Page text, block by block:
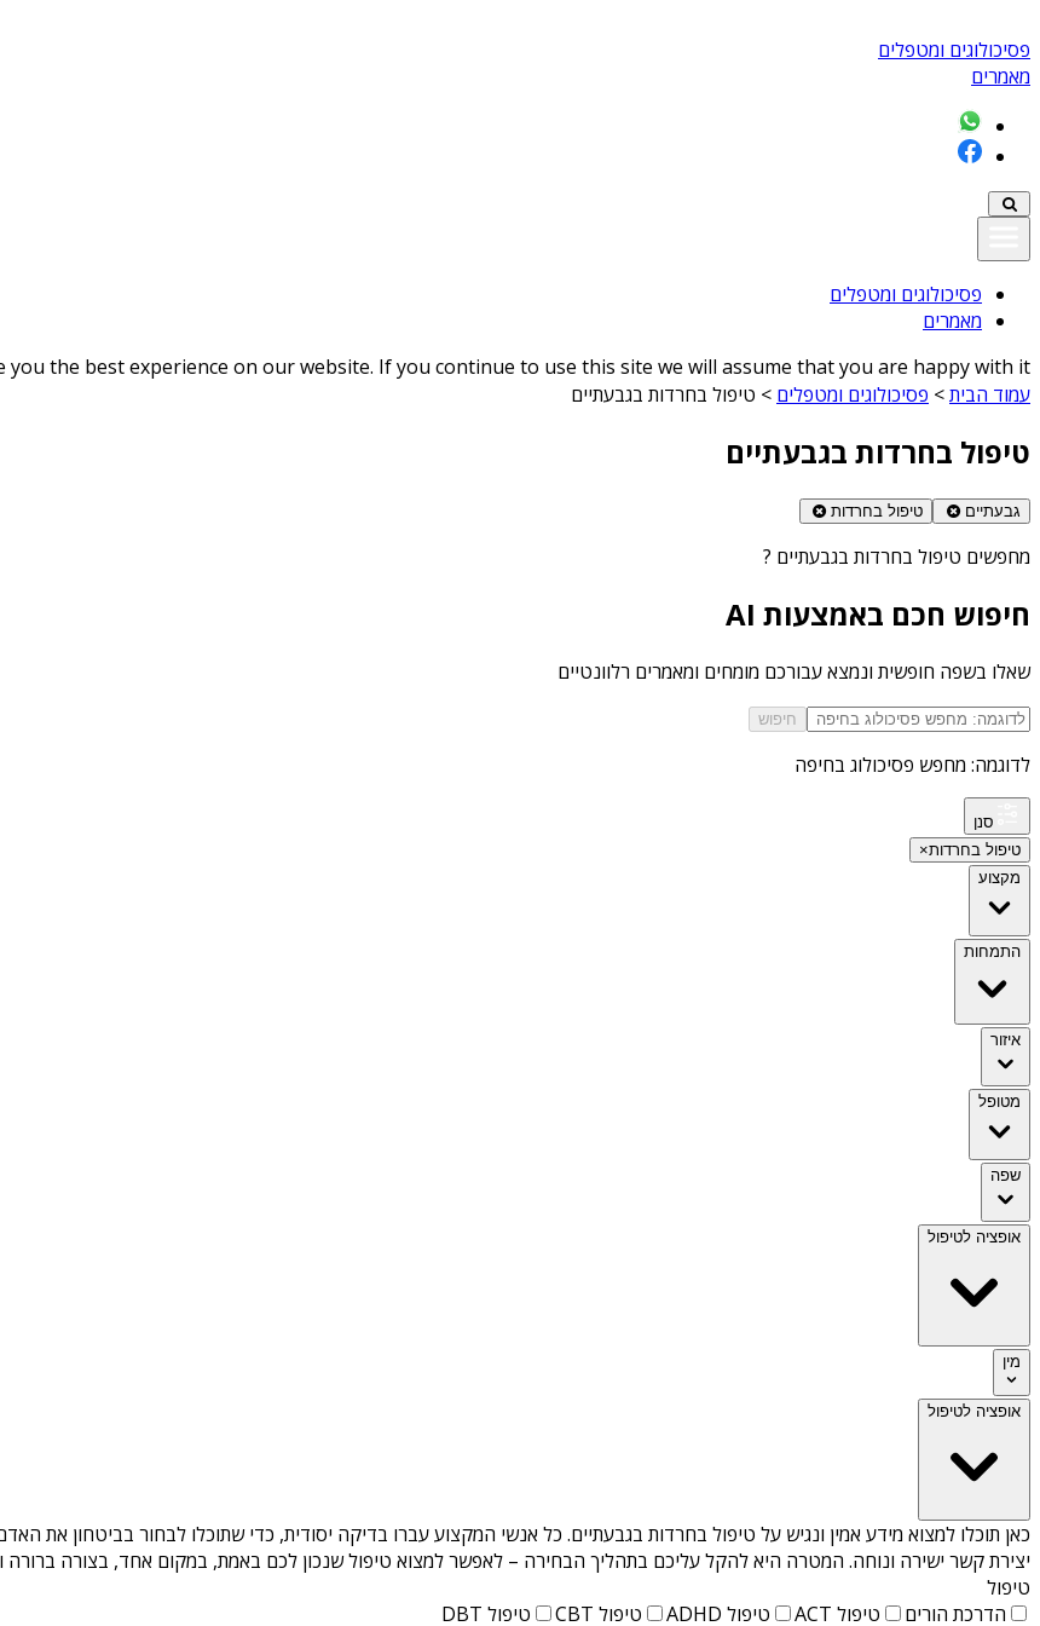
פסיכולוגים ומטפלים
מאמרים
פסיכולוגים ומטפלים
מאמרים
you the best experience on our website. If you continue to use this site we will assume that you are happy with it
עמוד הבית> פסיכולוגים ומטפלים > טיפול בחרדות בגבעתיים
טיפול בחרדות בגבעתיים
גבעתיים טיפול בחרדות
מחפשים טיפול בחרדות בגבעתיים ?
חיפוש חכם באמצעות AI
שאלו בשפה חופשית ונמצא עבורכם מומחים ומאמרים רלוונטיים
חיפוש
לדוגמה: מחפש פסיכולוג בחיפה
סנן
טיפול בחרדות×
מקצוע
התמחות
איזור
מטופל
שפה
אופציה לטיפול
מין
אופציה לטיפול
כאן תוכלו למצוא מידע אמין ונגיש על טיפול בחרדות בגבעתיים. כל אנשי המקצוע עברו בדיקה יסודית, כדי שתוכלו לבחור בביטחון את
יצירת קשר ישירה ונוחה. המטרה היא להקל עליכם בתהליך הבחירה – לאפשר למצוא טיפול שנכון לכם באמת, במקום אחד, בצורה ברורה
טיפול
הדרכת הורים
טיפול ACT טיפול ADHD טיפול CBT טיפול DBT